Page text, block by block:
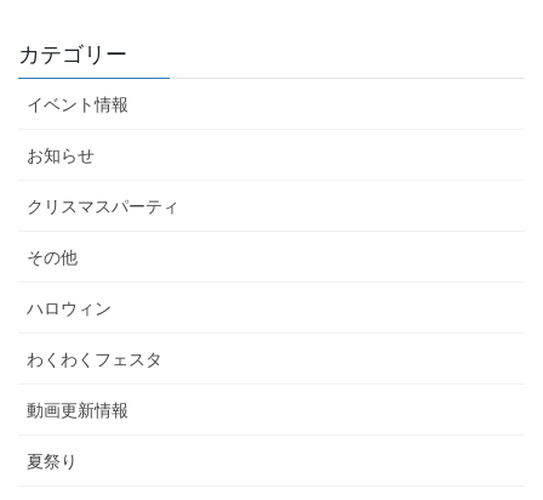
カテゴリー
イベント情報
お知らせ
クリスマスパーティ
その他
ハロウィン
わくわくフェスタ
動画更新情報
夏祭り